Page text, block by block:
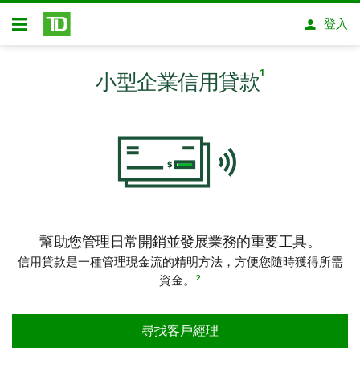
略過進入主要內容
開放式房屋貸款
登入
小型企業信用貸款1
幫助您管理日常開銷並發展業務的重要工具。
信用貸款是一種管理現金流的精明方法，方便您隨時獲得所需
資金。
2
尋找客戶經理